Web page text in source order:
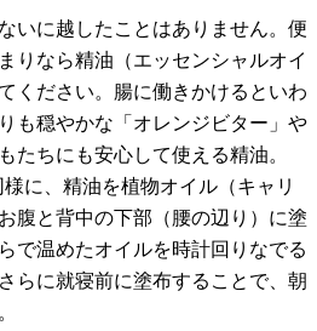
いに越したことはありません。便
りなら精油（エッセンシャルオイ
ください。腸に働きかけるといわ
も穏やかな「オレンジビター」や
たちにも安心して使える精油。
に、精油を植物オイル（キャリ
腹と背中の下部（腰の辺り）に塗
で温めたオイルを時計回りなでる
らに就寝前に塗布することで、朝